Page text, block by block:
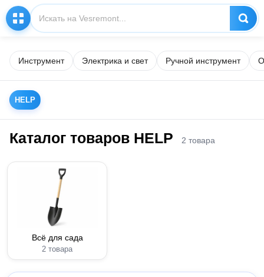
Инструмент Электрика и свет Ручной инструмент
HELP
Каталог товаров HELP 2 товара
Всё для сада
2 товара